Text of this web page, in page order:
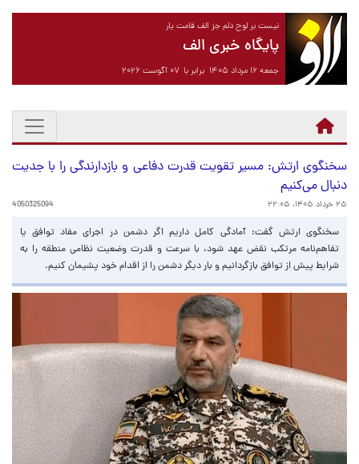
نیست بر لوح دلم جز الف قامت یار
پایگاه خبری الف
جمعه ۱۶ مرداد ۱۴۰۵ برابر با ۰۷ آگوست ۲۰۲۶
سخنگوی ارتش: مسیر تقویت قدرت دفاعی و بازدارندگی را با جدیت
دنبال می‌کنیم
۲۵ خرداد ۱۴۰۵، ۲۲:۰۵ 4050325094
سخنگوی ارتش گفت: آمادگی کامل داریم اگر دشمن در اجرای مفاد توافق یا
تفاهم‌نامه مرتکب نقض عهد شود، با سرعت و قدرت وضعیت نظامی منطقه را به
شرایط پیش از توافق بازگردانیم و بار دیگر دشمن را از اقدام خود پشیمان کنیم.